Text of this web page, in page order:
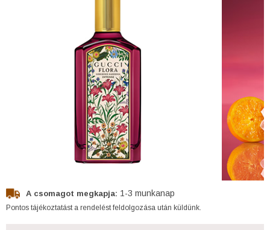
A csomagot megkapja: 1-3 munkanap
Pontos tájékoztatást a rendelést feldolgozása után küldünk.